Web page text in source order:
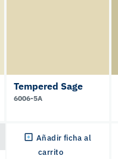
Tempered Sage
6006-5A
Añadir ficha al
carrito